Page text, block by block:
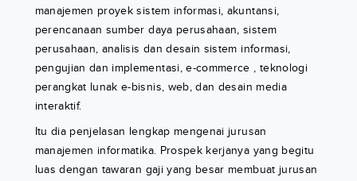
manajemen proyek sistem informasi, akuntansi,
perencanaan sumber daya perusahaan, sistem
perusahaan, analisis dan desain sistem informasi,
pengujian dan implementasi, e-commerce , teknologi
perangkat lunak e-bisnis, web, dan desain media
interaktif.
Itu dia penjelasan lengkap mengenai jurusan
manajemen informatika. Prospek kerjanya yang begitu
luas dengan tawaran gaji yang besar membuat jurusan